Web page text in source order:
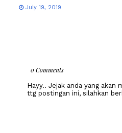
July 19, 2019
0 Comments
Hayy.. Jejak anda yang akan
ttg postingan ini, silahkan